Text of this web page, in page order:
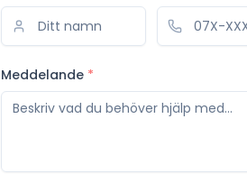
Meddelande *